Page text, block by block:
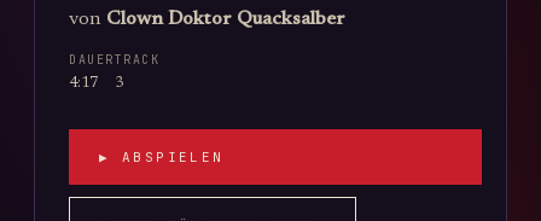
von Clown Doktor Quacksalber
DAUER
4:17
TRACK
3
▶ ABSPIELEN